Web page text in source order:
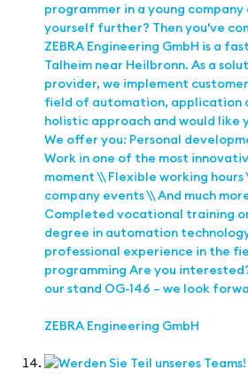
programmer in a young
yourself further? Then you've
ZEBRA Engineering GmbH is a
Talheim near Heilbronn. As a
provider, we implement
field of automation, application
holistic approach and would like
We offer you: Personal
Work in one of the most
moment \\ Flexible working hours
company events \\ And much
Completed vocational training
degree in automation
professional experience in the
programming Are you
our stand OG-146 – we look
ZEBRA Engineering GmbH